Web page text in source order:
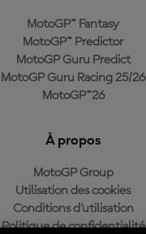
MotoGP™ Fantasy
MotoGP™ Predictor
MotoGP Guru Predict
MotoGP Guru Racing 25/26
MotoGP™26
À propos
MotoGP Group
Utilisation des cookies
Conditions d'utilisation
Politique de confidentialité